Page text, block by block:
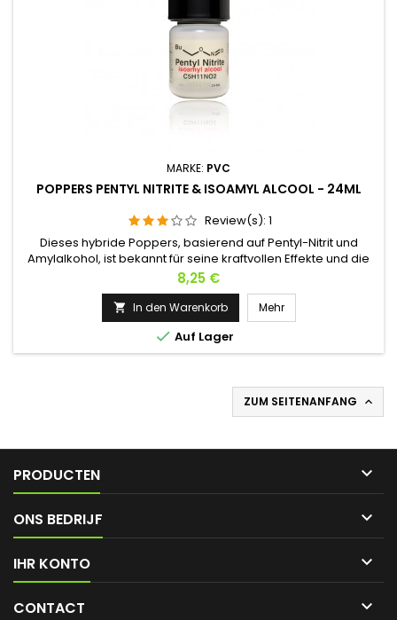
MARKE: PVC
POPPERS PENTYL NITRITE & ISOAMYL ALCOOL - 24ML
Review(s): 1
Dieses hybride Poppers, basierend auf Pentyl-Nitrit und
Amylalkohol, ist bekannt für seine kraftvollen Effekte und die
Fähigkeit, intensive Lustempfindungen zu vermitteln. Es bietet
eine ideale Kombination aus Pentyl, das als Vasodilatator
wirkt, und Amylalkohol, der entspannende Eigenschaften
besitzt, für ein einzigartiges und kraftvolles Erlebnis für...
Preis
8,25 €
 In den Warenkorb Mehr
 Auf Lager
ZUM SEITENANFANG 
PRODUCTEN 
ONS BEDRIJF 
IHR KONTO 
CONTACT 